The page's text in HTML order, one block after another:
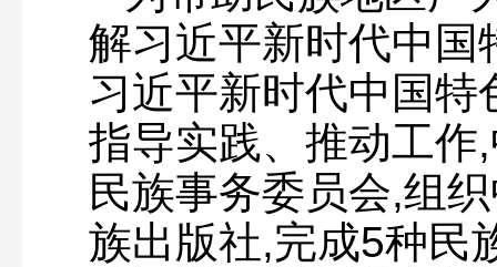
解习近平新时代中国
习近平新时代中国
指导实践、推动工作
民族事务委员会,组
族出版社,完成5种民